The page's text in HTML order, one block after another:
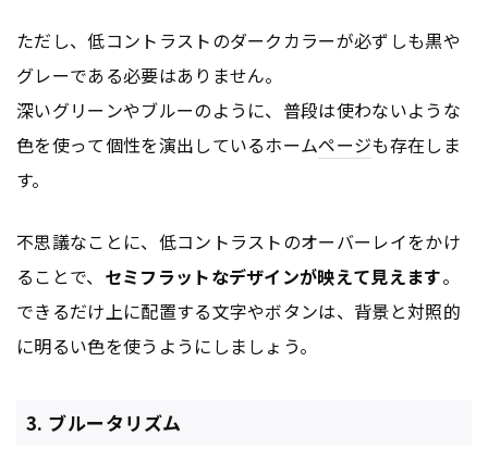
ただし、低コントラストのダークカラーが必ずしも黒や
グレーである必要はありません。
深いグリーンやブルーのように、普段は使わないような
色を使って個性を演出しているホームページも存在しま
す。
不思議なことに、低コントラストのオーバーレイをかけ
ることで、 セミフラットなデザインが映えて見えます。
できるだけ上に配置する文字やボタンは、背景と対照的
に明るい色を使うようにしましょう。
3. ブルータリズム